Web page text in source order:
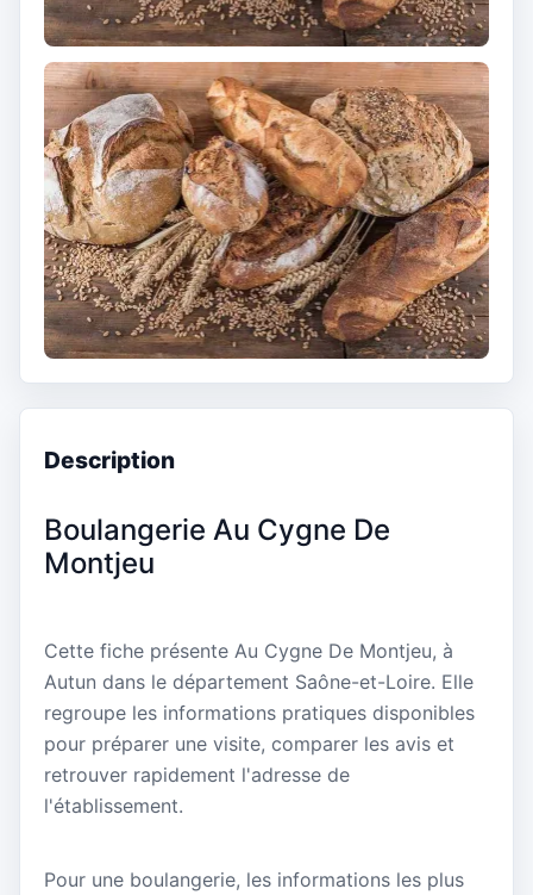
Description
Boulangerie Au Cygne De
Montjeu
Cette fiche présente Au Cygne De Montjeu, à
Autun dans le département Saône-et-Loire. Elle
regroupe les informations pratiques disponibles
pour préparer une visite, comparer les avis et
retrouver rapidement l'adresse de
l'établissement.
Pour une boulangerie, les informations les plus